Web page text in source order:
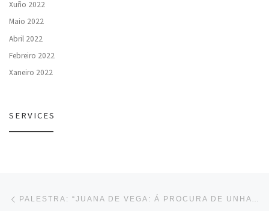
Xuño 2022
Maio 2022
Abril 2022
Febreiro 2022
Xaneiro 2022
SERVICES
Navegación de entradas PALESTRA: “JUANA DE VEGA: Á PROCURA DE UNHA SOCIEDADE MELLOR”. ENRIQUE SÁEZ PONTE